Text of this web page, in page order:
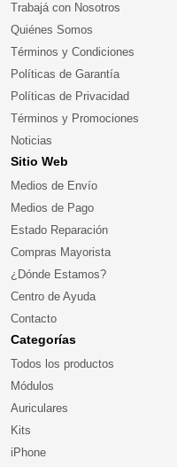
Trabajá con Nosotros
Quiénes Somos
Términos y Condiciones
Políticas de Garantía
Políticas de Privacidad
Términos y Promociones
Noticias
Sitio Web
Medios de Envío
Medios de Pago
Estado Reparación
Compras Mayorista
¿Dónde Estamos?
Centro de Ayuda
Contacto
Categorías
Todos los productos
Módulos
Auriculares
Kits
iPhone